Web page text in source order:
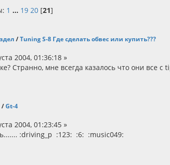
1 ... 19 20 [21]
/Tuning S-8 Где сделать обвес или купить???
2004, 01:36:18 »
Странно, мне всегда казалось что они все с
/Gt-4
2004, 01:23:45 »
:driving_p :123: :6: :music049: